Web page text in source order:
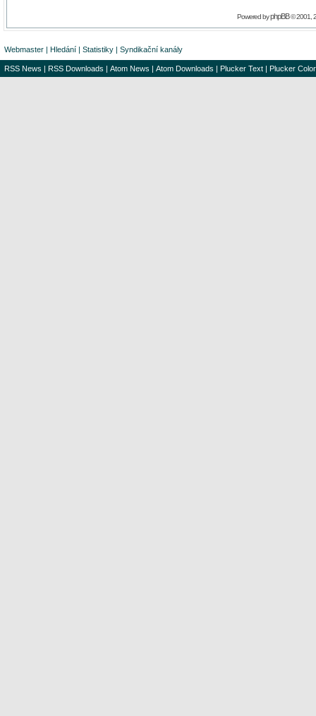
Powered byphpBB© 2001,
Webmaster | Hledání | Statistiky | Syndikační kanály
RSS News | RSS Downloads | Atom News | Atom Downloads | Plucker Text | Plucker Color